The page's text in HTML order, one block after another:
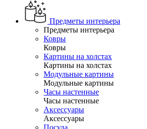
Предметы интерьера
Предметы интерьера
Ковры
Ковры
Картины на холстах
Картины на холстах
Модульные картины
Модульные картины
Часы настенные
Часы настенные
Аксессуары
Аксессуары
Посуда